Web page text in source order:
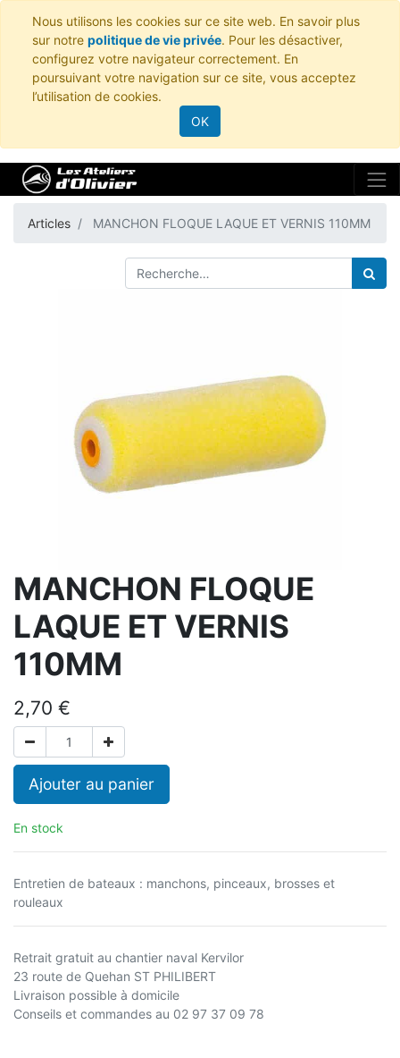
Nous utilisons les cookies sur ce site web. En savoir plus
sur notre politique de vie privée. Pour les désactiver,
configurez votre navigateur correctement. En
poursuivant votre navigation sur ce site, vous acceptez
l’utilisation de cookies.
OK
Articles MANCHON FLOQUE LAQUE ET VERNIS 110MM
MANCHON FLOQUE
LAQUE ET VERNIS
110MM
2,70 €
Ajouter au panier
En stock
Entretien de bateaux : manchons, pinceaux, brosses et
rouleaux
Retrait gratuit au chantier naval Kervilor
23 route de Quehan ST PHILIBERT
Livraison possible à domicile
Conseils et commandes au 02 97 37 09 78